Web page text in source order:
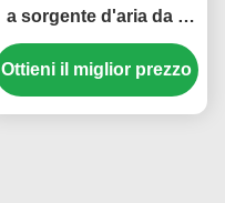
a sorgente d'aria da 3
HP 220V con
refrigerante R32 per un
riscaldamento e un
Ottieni il miglior prezzo